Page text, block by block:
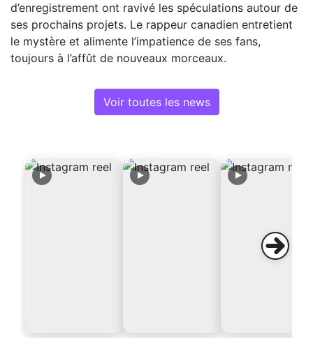
d’enregistrement ont ravivé les spéculations autour de
ses prochains projets. Le rappeur canadien entretient
le mystère et alimente l’impatience de ses fans,
toujours à l’affût de nouveaux morceaux.
Voir toutes les news